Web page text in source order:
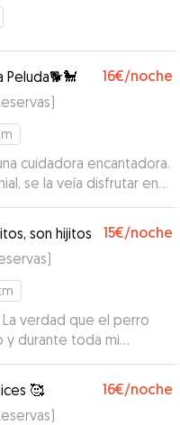
Peluda🐕🐩 16€/noche
)
cuidadora encantadora.
se la veía disfrutar en
Muchas
son hijitos 15€/noche
)
y durante toda mi
envío fotos y vídeos.
🥰 16€/noche
)